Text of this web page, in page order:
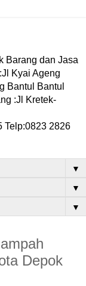
Barang dan Jasa
Kyai Ageng
Bantul Bantul
:Jl Kretek-
Telp:0823 2826
▼
▼
▼
Depok